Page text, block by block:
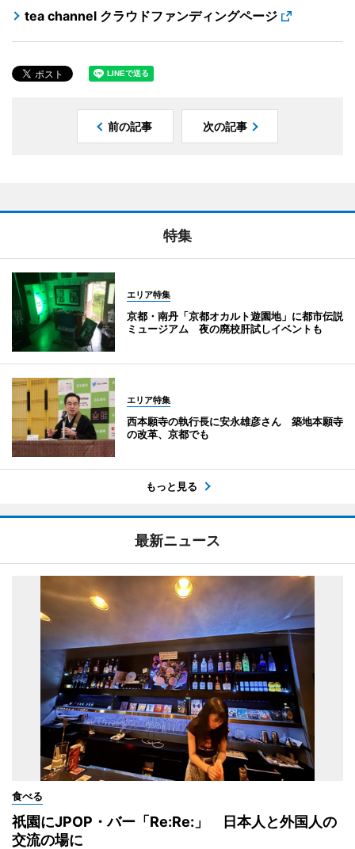
tea channel クラウドファンディングページ
前の記事 次の記事
特集
エリア特集
京都・南丹「京都オカルト遊園地」に都市伝説
ミュージアム 夜の廃校肝試しイベントも
エリア特集
西本願寺の執行長に安永雄彦さん 築地本願寺
の改革、京都でも
もっと見る
最新ニュース
食べる
祇園にJPOP・バー「Re:Re:」 日本人と外国人の
交流の場に